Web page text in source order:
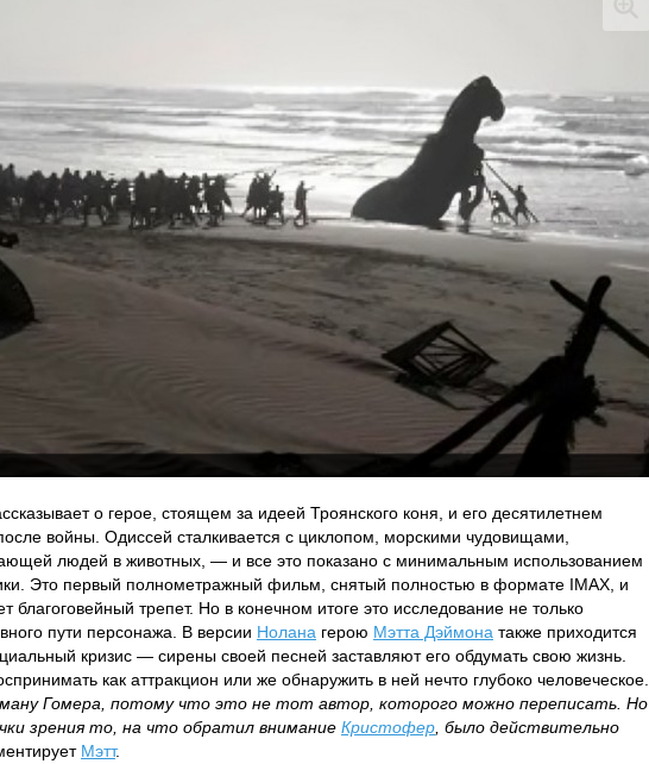
о герое, стоящем за идеей Троянского коня, и его десятилетнем
войны. Одиссей сталкивается с циклопом, морскими чудовищами,
людей в животных, — и все это показано с минимальным использованием
Это первый полнометражный фильм, снятый полностью в формате IMAX, и
благоговейный трепет. Но в конечном итоге это исследование не только
пути персонажа. В версии Нолана герою Мэтта Дэймона также приходится
кризис — сирены своей песней заставляют его обдумать свою жизнь.
как аттракцион или же обнаружить в ней нечто глубоко человеческое.
Гомера, потому что это не тот автор, которого можно переписать. Но
зрения то, на что обратил внимание Кристофер , было действительно
Мэтт.